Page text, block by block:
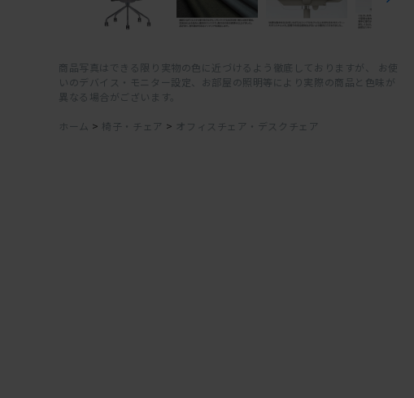
商品写真はできる限り実物の色に近づけるよう徹底しておりますが、 お使
いのデバイス・モニター設定、お部屋の照明等により実際の商品と色味が
異なる場合がございます。
ホーム > 椅子・チェア > オフィスチェア・デスクチェア